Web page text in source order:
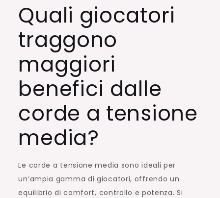
Quali giocatori
traggono
maggiori
benefici dalle
corde a tensione
media?
Le corde a tensione media sono ideali per
un’ampia gamma di giocatori, offrendo un
equilibrio di comfort, controllo e potenza. Si